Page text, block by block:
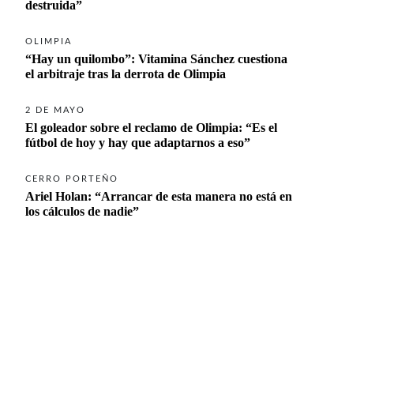
destruida”
OLIMPIA
“Hay un quilombo”: Vitamina Sánchez cuestiona
el arbitraje tras la derrota de Olimpia
2 DE MAYO
El goleador sobre el reclamo de Olimpia: “Es el
fútbol de hoy y hay que adaptarnos a eso”
CERRO PORTEÑO
Ariel Holan: “Arrancar de esta manera no está en
los cálculos de nadie”